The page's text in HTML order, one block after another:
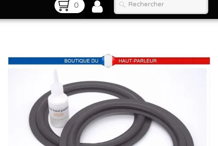
0